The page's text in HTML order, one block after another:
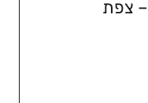
– צפת